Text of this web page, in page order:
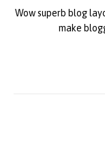
Wow superb blog
make